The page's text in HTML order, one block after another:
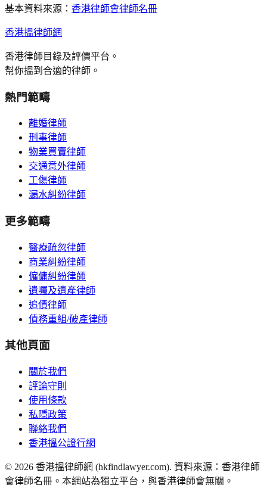
基本資料來源： 香港律師會律師名冊
香港搵律師網
香港律師目錄及評價平台。
幫你搵到合適的律師。
熱門範疇
離婚律師
刑事律師
物業買賣律師
交通意外律師
工傷律師
漏水糾紛律師
更多範疇
醫療疏忽律師
商業糾紛律師
僱傭糾紛律師
遺囑及遺產律師
追債律師
債務重組/破產律師
其他頁面
關於我們
評論守則
使用條款
私隱政策
聯絡我們
香港搵公證行網
© 2026 香港搵律師網 (hkfindlawyer.com). 資料來源：香港律師
會律師名冊。本網站為獨立平台，與香港律師會無關。